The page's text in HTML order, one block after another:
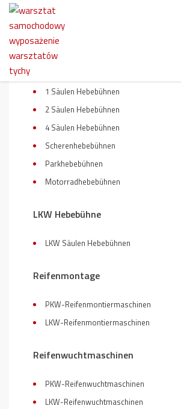
Hebebühnen
1 Säulen Hebebühnen
2 Säulen Hebebühnen
4 Säulen Hebebühnen
Scherenhebebühnen
Parkhebebühnen
Motorradhebebühnen
LKW Hebebühne
LKW Säulen Hebebühnen
Reifenmontage
PKW-Reifenmontiermaschinen
LKW-Reifenmontiermaschinen
Reifenwuchtmaschinen
PKW-Reifenwuchtmaschinen
LKW-Reifenwuchtmaschinen